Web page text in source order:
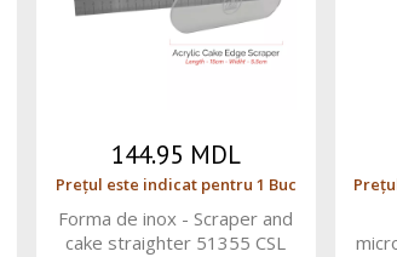
144.95 MDL
Prețul este indicat pentru 1 Buc
Forma de inox - Scraper and
cake straighter 51355 CSL